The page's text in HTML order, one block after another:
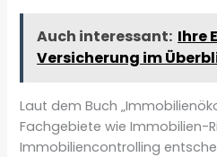
Auch interessant: Ihre
Versicherung im
Laut dem Buch
Fachgebiete wie Immobilien-
Immobiliencontrolling